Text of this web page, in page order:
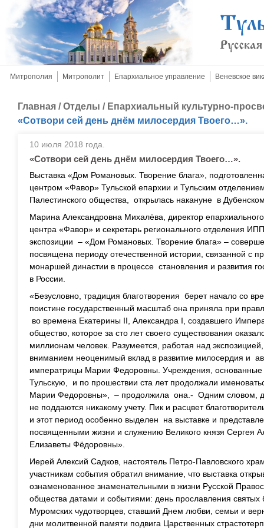
Митрополия Митрополит Епархиальное управление Веневское
Главная /Отделы / Епархиальный культурно-
«Сотвори сей день днём милосердия Твоего…».
10 июля 2018 года.
«Сотвори сей день днём милосердия Твоего…».
Выставка «Дом Романовых. Творение блага»,
центром «Фавор» Тульской епархии и Тульским
Палестинского общества, открылась накануне в
Марина Александровна Михалёва, директор епархиального
центра «Фавор» и секретарь регионального отделения
экспозиции – «Дом Романовых. Творение блага» –
посвящена периоду отечественной истории, связанной с
монаршей династии в процессе становления и развития
в России.
«Безусловно, традиция благотворения берет начало со
поистине государственный масштаб она приняла при
во времена Екатерины II, Александра I, создавшего
общество, которое за сто лет своего существования
миллионам человек. Разумеется, работая над
вниманием неоценимый вклад в развитие милосердия и
императрицы Марии Федоровны. Учреждения, основанные
Тульскую, и по прошествии ста лет продолжали
Марии Федоровны», – продолжила она.- Одним словом,
не поддаются никакому учету. Пик и расцвет
и этот период особенно выделен на выставке и
посвященными жизни и служению Великого князя Сергея
Елизаветы Фёдоровны».
Иерей Алексий Садков, настоятель Петро-Павловского
участникам события обратил внимание, что выставка
ознаменованное знаменательными в жизни Русской
общества датами и событиями: день прославления
Муромских чудотворцев, ставший Днем любви, семьи и
дни молитвенной памяти подвига Царственных